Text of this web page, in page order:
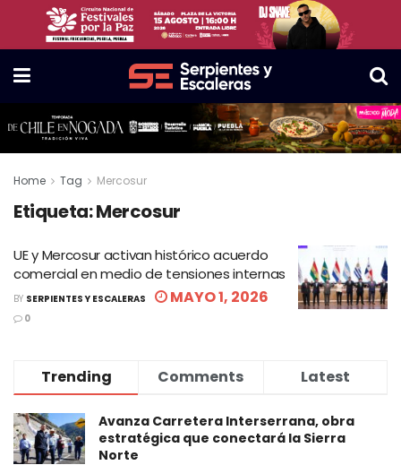
Home Tag Mercosur
Etiqueta:Mercosur
UE y Mercosur activan histórico acuerdo
comercial en medio de tensiones internas
BY SERPIENTES Y ESCALERAS MAYO 1, 2026
0
Trending Comments Latest
Avanza Carretera Interserrana, obra
estratégica que conectará la Sierra
Norte